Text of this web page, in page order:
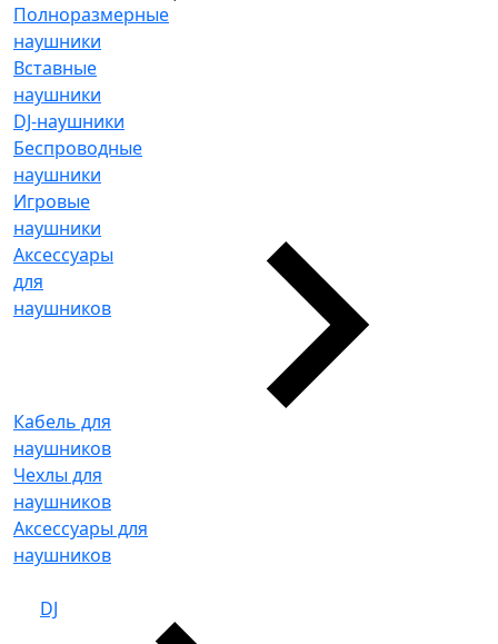
Полноразмерные
наушники
Вставные
наушники
DJ-наушники
Беспроводные
наушники
Игровые
наушники
Аксессуары
для
наушников
Кабель для
наушников
Чехлы для
наушников
Аксессуары для
наушников
DJ